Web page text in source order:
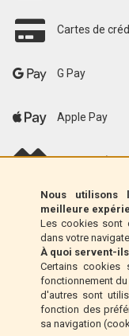
Nous
meilleure
Les cookies sont
dans votre
À quoi servent-
Certains cookies
fonctionnement
d'autres sont
fonction des
sa navigation
Cartes de
G Pay
Apple Pay
scalapay (EU
Klarna (UE
Mandat
Paiement à